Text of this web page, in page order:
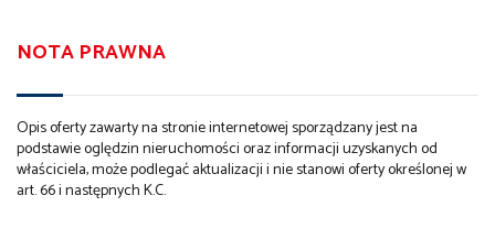
NOTA PRAWNA
Opis oferty zawarty na stronie internetowej sporządzany jest na
podstawie oględzin nieruchomości oraz informacji uzyskanych od
właściciela, może podlegać aktualizacji i nie stanowi oferty określonej w
art. 66 i następnych K.C.